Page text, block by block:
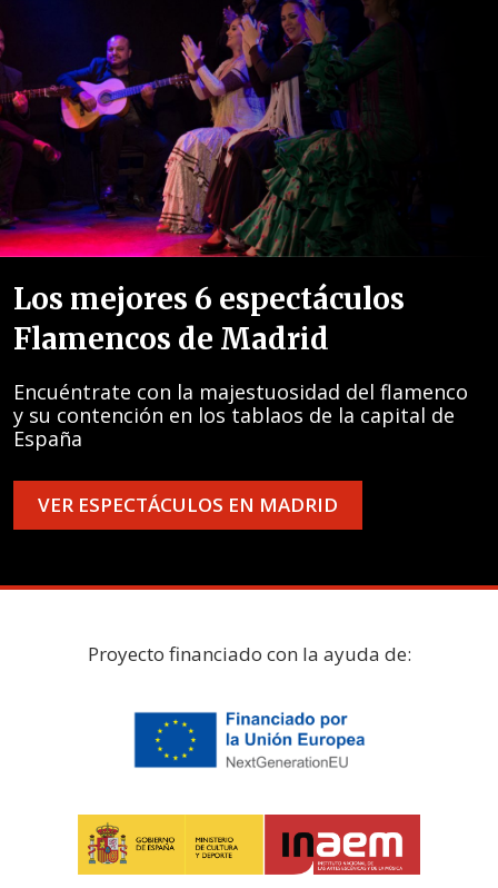
Los mejores 6 espectáculos
Flamencos de Madrid
Encuéntrate con la majestuosidad del flamenco
y su contención en los tablaos de la capital de
España
VER ESPECTÁCULOS EN MADRID
Proyecto financiado con la ayuda de: